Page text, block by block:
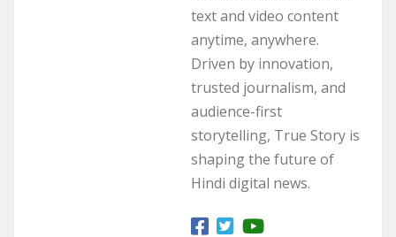
text and video content
anytime, anywhere.
Driven by innovation,
trusted journalism, and
audience-first
storytelling, True Story is
shaping the future of
Hindi digital news.